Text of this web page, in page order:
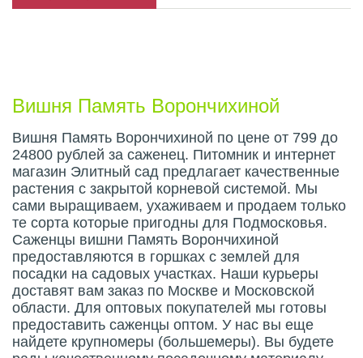
Вишня Память Ворончихиной
Вишня Память Ворончихиной по цене от 799 до
24800 рублей за саженец. Питомник и интернет
магазин Элитный сад предлагает качественные
растения с закрытой корневой системой. Мы
сами выращиваем, ухаживаем и продаем только
те сорта которые пригодны для Подмосковья.
Саженцы вишни Память Ворончихиной
предоставляются в горшках с землей для
посадки на садовых участках. Наши курьеры
доставят вам заказ по Москве и Московской
области. Для оптовых покупателей мы готовы
предоставить саженцы оптом. У нас вы еще
найдете крупномеры (большемеры). Вы будете